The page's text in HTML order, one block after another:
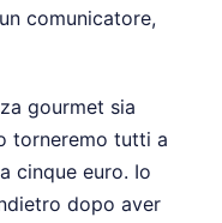
comunicatore,
gourmet sia
torneremo tutti a
cinque euro. Io
dopo aver